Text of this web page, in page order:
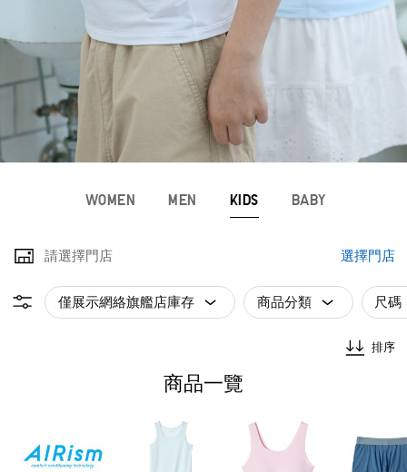
WOMEN MEN KIDS BABY
請選擇門店 選擇門店
僅展示網絡旗艦店庫存 商品分類 尺碼
排序
商品一覽